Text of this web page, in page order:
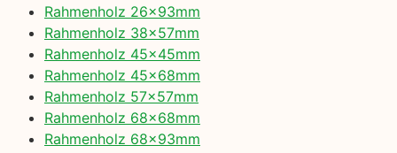
Rahmenholz 26x93mm
Rahmenholz 38x57mm
Rahmenholz 45x45mm
Rahmenholz 45x68mm
Rahmenholz 57x57mm
Rahmenholz 68x68mm
Rahmenholz 68x93mm